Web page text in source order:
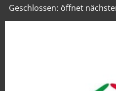
Klicken, um weitere
Geschlossen: öffnet